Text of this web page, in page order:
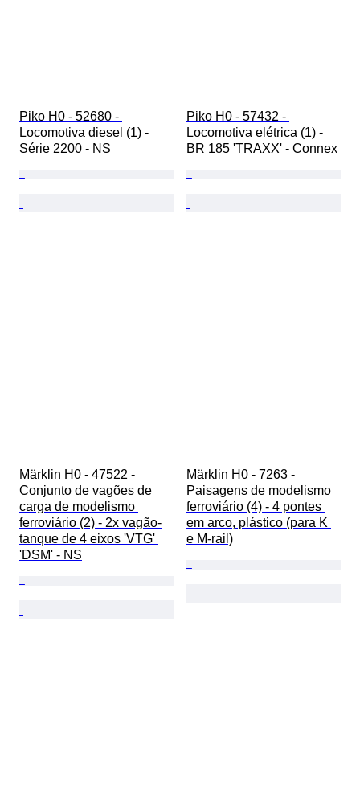
Piko H0 - 52680 -
Locomotiva diesel (1) -
Série 2200 - NS
Piko H0 - 57432 -
Locomotiva elétrica (1) -
BR 185 'TRAXX' - Connex
Märklin H0 - 47522 -
Conjunto de vagões de
carga de modelismo
ferroviário (2) - 2x vagão-
tanque de 4 eixos 'VTG'
'DSM' - NS
Märklin H0 - 7263 -
Paisagens de modelismo
ferroviário (4) - 4 pontes
em arco, plástico (para K
e M-rail)